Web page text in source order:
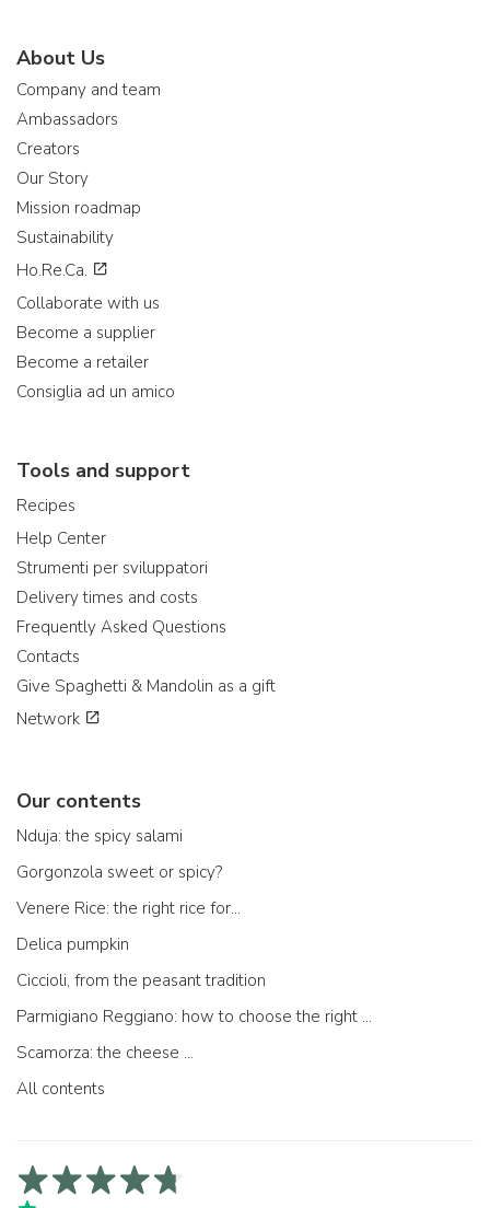
About Us
Company and team
Ambassadors
Creators
Our Story
Mission roadmap
Sustainability
Ho.Re.Ca.
Collaborate with us
Become a supplier
Become a retailer
Consiglia ad un amico
Tools and support
Recipes
Help Center
Strumenti per sviluppatori
Delivery times and costs
Frequently Asked Questions
Contacts
Give Spaghetti & Mandolin as a gift
Network
Our contents
Nduja: the spicy salami
Gorgonzola sweet or spicy?
Venere Rice: the right rice for...
Delica pumpkin
Ciccioli, from the peasant tradition
Parmigiano Reggiano: how to choose the right one
Scamorza: the cheese ...
All contents